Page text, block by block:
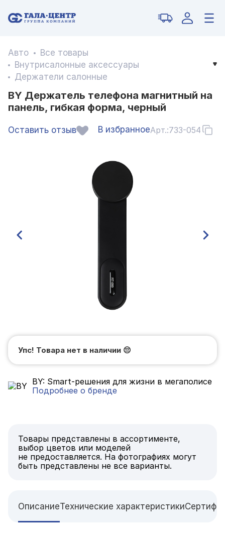
Авто
Все товары
Внутрисалонные аксессуары
Держатели салонные
BY Держатель телефона магнитный на
панель, гибкая форма, черный
Оставить отзыв В избранноеАрт.:733-054
Упс! Товара нет в наличии 😔
BY: Smart-решения для жизни в мегаполисе
Подробнее о бренде
Товары представлены в ассортименте,
выбор цветов или моделей
не предоставляется. На фотографиях могут
быть представлены не все варианты.
ОписаниеТехнические характеристики